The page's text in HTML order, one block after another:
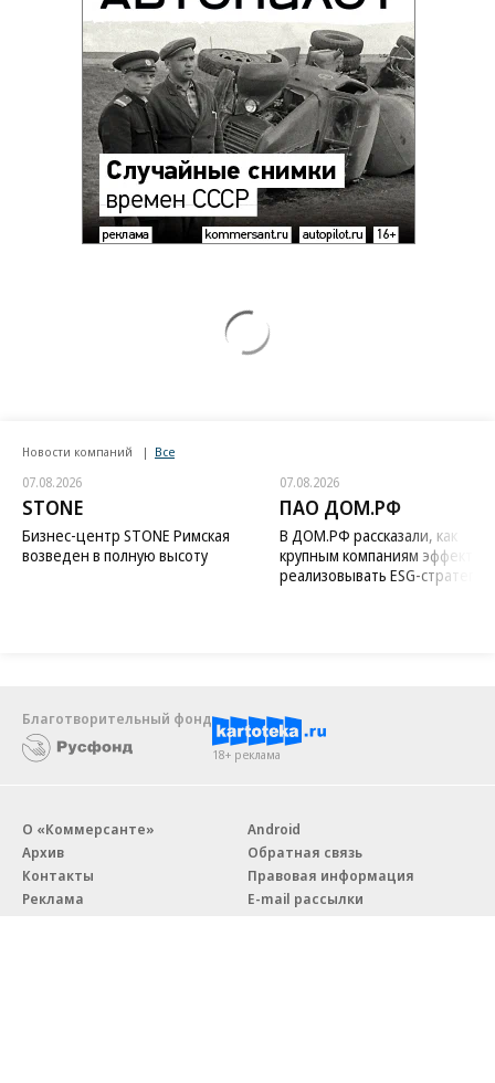
Новости компаний Все
07.08.2026
STONE
Бизнес-центр STONE Римская
возведен в полную высоту
07.08.2026
ПАО ДОМ.РФ
В ДОМ.РФ рассказали, как
крупным компаниям
реализовывать ESG-стратегию
Благотворительный фонд
18+ реклама
О «Коммерсанте»
Архив
Контакты
Реклама
Android
Обратная связь
Правовая информация
E-mail рассылки